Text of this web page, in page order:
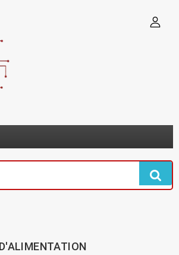
×
in to save products in your wish list.